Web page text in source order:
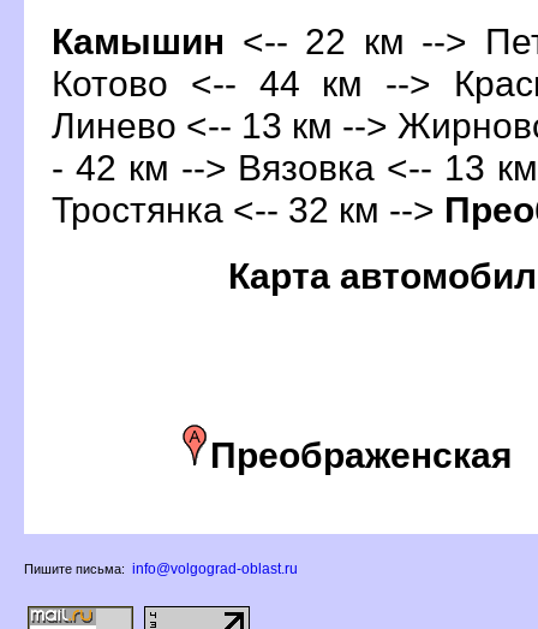
Камышин <-- 22 км -->
Котово <-- 44 км -->
Линево <-- 13 км -->
- 42 км --> Вязовка <-- 13
Тростянка <-- 32 км -->
Карта
Преображенская
Пишите письма: info@volgograd-oblast.ru